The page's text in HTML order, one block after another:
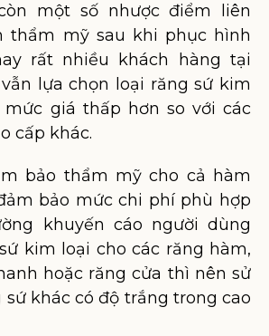
một số nhược điểm liên
thẩm mỹ sau khi phục hình
rất nhiều khách hàng tại
lựa chọn loại răng sứ kim
mức giá thấp hơn so với các
cấp khác.
bảo thẩm mỹ cho cả hàm
bảo mức chi phí phù hợp
khuyến cáo người dùng
kim loại cho các răng hàm,
hoặc răng cửa thì nên sử
khác có độ trắng trong cao